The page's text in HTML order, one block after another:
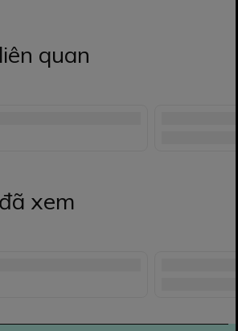
quan
xem